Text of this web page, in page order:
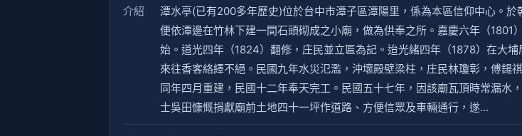
介紹
潭水亭(已有200多年歷史)位於台中市潭子區潭陽里，係為本區信仰中心。
便依潭邊在竹林下建一間石頭砌成之小廟，做為供奉之所。嘉慶六年（
始。道光四年（1824）翻修，庄民並立匾為記。迨光緒四年（1878）在大
來往香客絡繹不絕。民國九年水災氾濫，沖壞殿壁梁柱，庄民林瓊彰，傅
同年四月重建，民國十二年奉天完工。民國五十七年，因該廟瓦頂時常漏
士吳田慷慨捐獻廟前土地四十一坪作道路、方便信眾及車輛通行，遂...